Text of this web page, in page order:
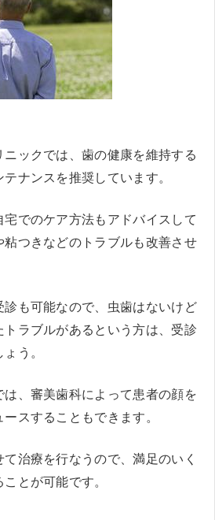
ックでは、歯の健康を維持する
ナンスを推奨しています。
でのケア方法もアドバイスして
粘つきなどのトラブルも改善させ
診も可能なので、虫歯はないけど
ラブルがあるという方は、受診
う。
、審美歯科によって患者の顔を
スすることもできます。
治療を行なうので、満足のいく
とが可能です。